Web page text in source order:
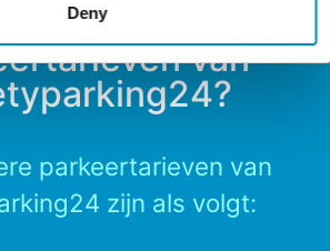
Deny
Wat zijn de
van
parkeertarieven van
zijn als volgt: